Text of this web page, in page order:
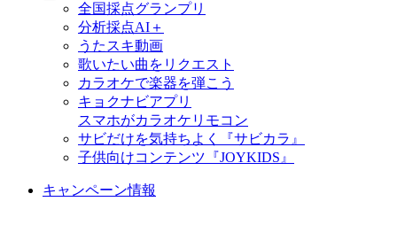
全国採点グランプリ
分析採点AI＋
うたスキ動画
歌いたい曲をリクエスト
カラオケで楽器を弾こう
キョクナビアプリ
スマホがカラオケリモコン
サビだけを気持ちよく『サビカラ』
子供向けコンテンツ『JOYKIDS』
キャンペーン情報